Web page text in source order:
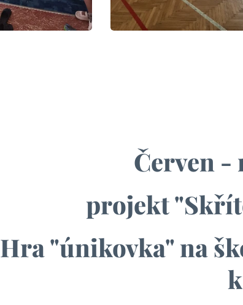
Červen -
projekt
Hra "únikovka" na